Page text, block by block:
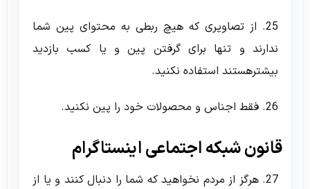
25. از تصاویری که هیچ ربطی به محتوای پین شما
ندارند و تنها برای گرفتن پین و یا کسب بازدید
بیشترهستند استفاده نکنید.
26. فقط اجناس و محصولات خود را پین نکنید.
قانون شبکه اجتماعی اینستاگرام
27. هرگز از مردم نخواهید که شما را دنبال کنند و یا از